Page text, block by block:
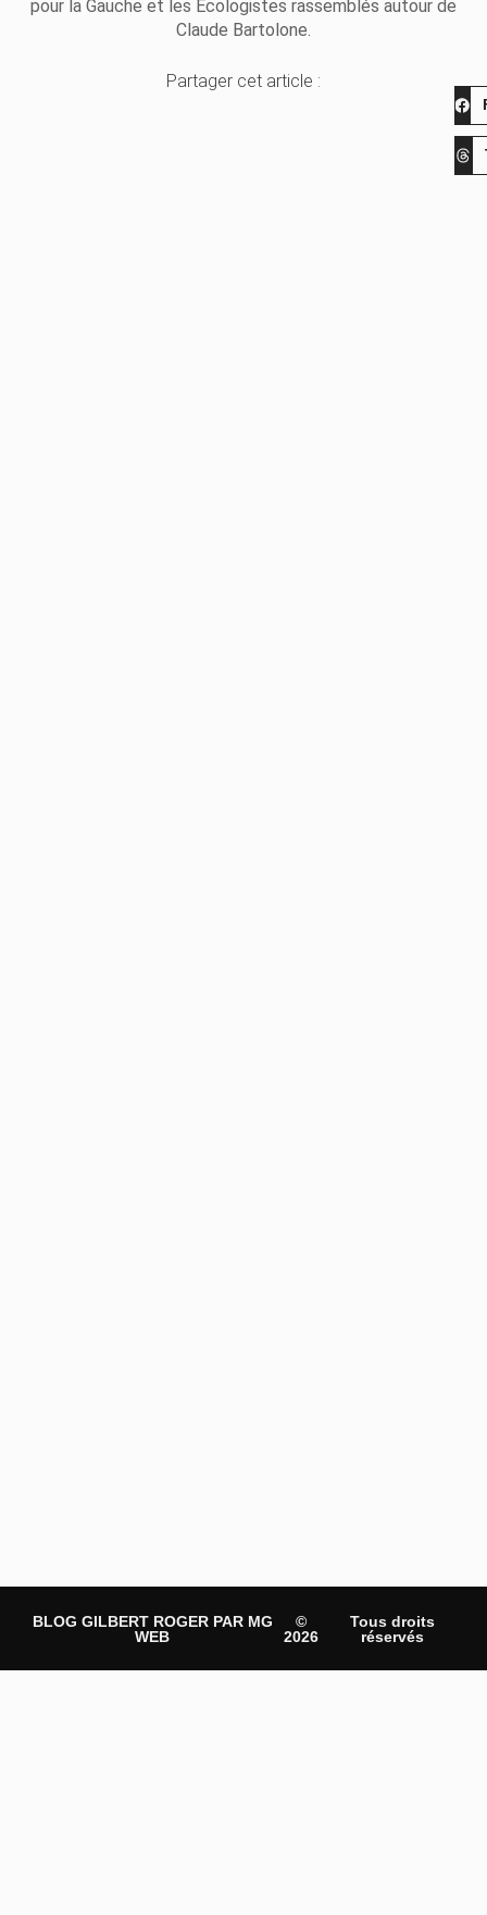
pour la Gauche et les Ecologistes rassemblés autour de
Claude Bartolone.
Partager cet article :
BLOG GILBERT ROGER PAR MG
WEB
©
2026
Tous droits
réservés